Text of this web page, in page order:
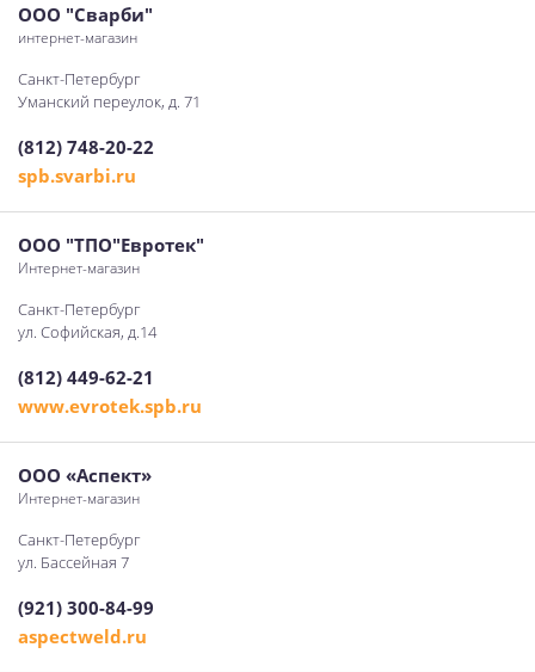
ООО "Сварби"
интернет-магазин
Санкт-Петербург
Уманский переулок, д. 71
(812) 748-20-22
spb.svarbi.ru
ООО "ТПО"Евротек"
Интернет-магазин
Санкт-Петербург
ул. Софийская, д.14
(812) 449-62-21
www.evrotek.spb.ru
ООО «Аспект»
Интернет-магазин
Санкт-Петербург
ул. Бассейная 7
(921) 300-84-99
aspectweld.ru